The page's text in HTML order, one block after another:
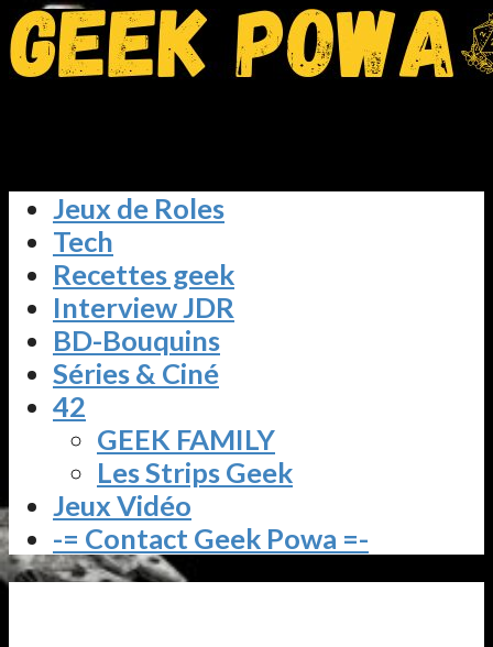
Jeux de Roles
Tech
Recettes geek
Interview JDR
BD-Bouquins
Séries & Ciné
42
GEEK FAMILY
Les Strips Geek
Jeux Vidéo
-= Contact Geek Powa =-